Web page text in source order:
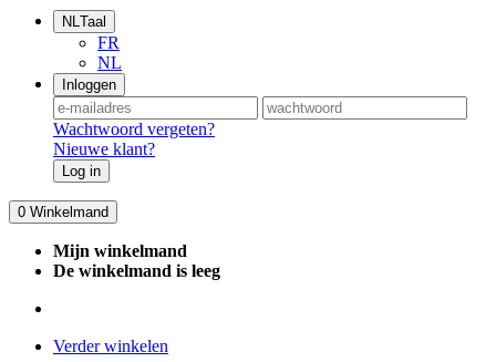
NLTaal
FR
NL
Inloggen
Wachtwoord vergeten?
Nieuwe klant?
Log in
0 Winkelmand
Mijn winkelmand
De winkelmand is leeg
Verder winkelen